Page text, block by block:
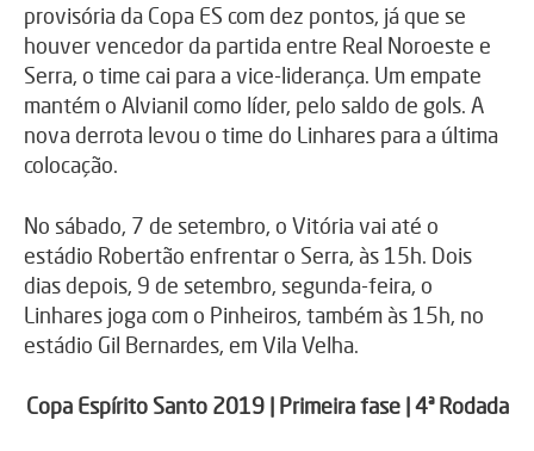
provisória da Copa ES com dez pontos, já que se
houver vencedor da partida entre Real Noroeste e
Serra, o time cai para a vice-liderança. Um empate
mantém o Alvianil como líder, pelo saldo de gols. A
nova derrota levou o time do Linhares para a última
colocação.
No sábado, 7 de setembro, o Vitória vai até o
estádio Robertão enfrentar o Serra, às 15h. Dois
dias depois, 9 de setembro, segunda-feira, o
Linhares joga com o Pinheiros, também às 15h, no
estádio Gil Bernardes, em Vila Velha.
Copa Espírito Santo 2019 | Primeira fase | 4ª Rodada